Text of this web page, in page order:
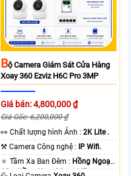
BỘ Camera Giám Sát Cửa Hàng
Xoay 360 Ezviz H6C Pro 3MP
Giá bán: 4,800,000 ₫
Giá Gốc: 6,200,000 ₫
️👀 Chất lượng hình Ảnh :2K Lite .
⚒ Camera Công nghệ : IP Wifi.
🔅 Tầm Xa Ban Đêm : Hồng Ngoại
10m Hồng Ngoại Smart IR.